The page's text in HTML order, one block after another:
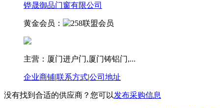
铧晟御品门窗有限公司
黄金会员：
主营：厦门进户门,厦门铸铝门,...
企业商铺|联系方式|公司地址
没有找到合适的供应商？您可以发布采购信息